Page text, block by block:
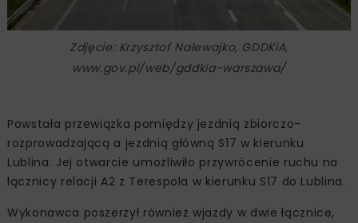
Zdjęcie: Krzysztof Nalewajko, GDDKiA,
www.gov.pl/web/gddkia-warszawa/
Powstała przewiązka pomiędzy jezdnią zbiorczo-
rozprowadzającą a jezdnią główną S17 w kierunku
Lublina. Jej otwarcie umożliwiło przywrócenie ruchu na
łącznicy relacji A2 z Terespola w kierunku S17 do Lublina.
Wykonawca poszerzył również wjazdy w dwie łącznice,